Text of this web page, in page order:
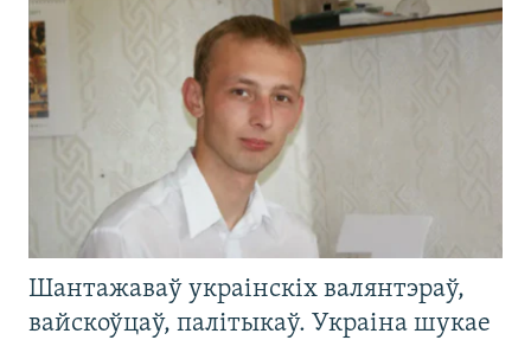
Шантажаваў украінскіх валянтэраў,
вайскоўцаў, палітыкаў. Украіна шукае